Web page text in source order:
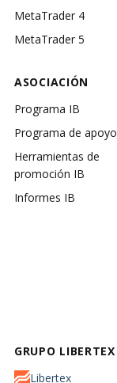
MetaTrader 4
MetaTrader 5
ASOCIACIÓN
Programa IB
Programa de apoyo
Herramientas de
promoción IB
Informes IB
GRUPO LIBERTEX
Libertex